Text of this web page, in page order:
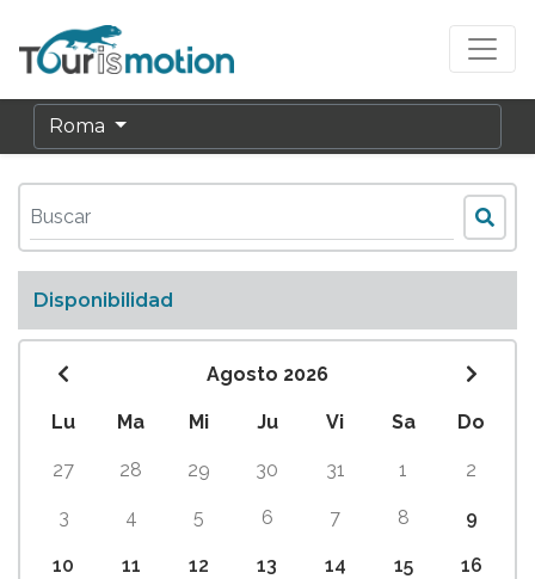
Roma
Disponibilidad
Agosto 2026
Lu Ma Mi Ju Vi Sa Do
27 28 29 30 31 1 2
3 4 5 6 7 8 9
10 11 12 13 14 15 16